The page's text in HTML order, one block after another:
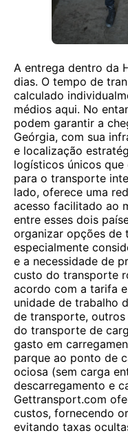
A entrega dentro da
dias. O tempo de
calculado
médios aqui. No
podem garantir a
Geórgia, com sua
e localização
logísticos únicos que
para o transporte
lado, oferece uma
acesso facilitado ao
entre esses dois
organizar opções de
especialmente
e a necessidade de
custo do transporte
acordo com a tarifa
unidade de trabalho
de transporte,
do transporte de
gasto em
parque ao ponto de
ociosa (sem carga
descarregamento e
Gettransport.com
custos, fornecendo
evitando taxas